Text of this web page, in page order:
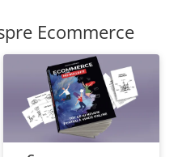
Ecommerce